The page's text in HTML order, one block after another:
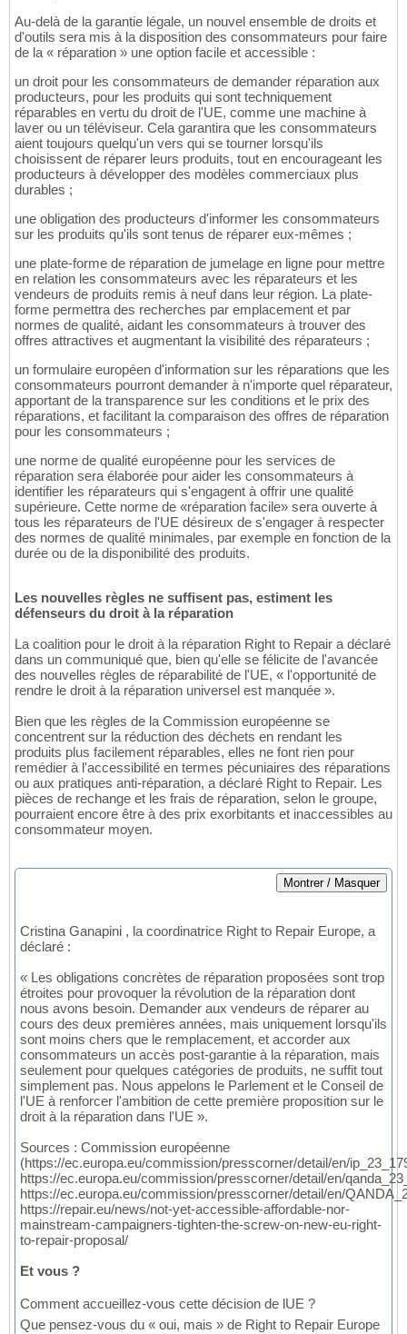
Au-delà de la garantie légale, un nouvel ensemble de droits et
d'outils sera mis à la disposition des consommateurs pour faire
de la « réparation » une option facile et accessible :
un droit pour les consommateurs de demander réparation aux
producteurs, pour les produits qui sont techniquement
réparables en vertu du droit de l'UE, comme une machine à
laver ou un téléviseur. Cela garantira que les consommateurs
aient toujours quelqu'un vers qui se tourner lorsqu'ils
choisissent de réparer leurs produits, tout en encourageant les
producteurs à développer des modèles commerciaux plus
durables ;
une obligation des producteurs d'informer les consommateurs
sur les produits qu'ils sont tenus de réparer eux-mêmes ;
une plate-forme de réparation de jumelage en ligne pour mettre
en relation les consommateurs avec les réparateurs et les
vendeurs de produits remis à neuf dans leur région. La plate-
forme permettra des recherches par emplacement et par
normes de qualité, aidant les consommateurs à trouver des
offres attractives et augmentant la visibilité des réparateurs ;
un formulaire européen d'information sur les réparations que les
consommateurs pourront demander à n'importe quel réparateur,
apportant de la transparence sur les conditions et le prix des
réparations, et facilitant la comparaison des offres de réparation
pour les consommateurs ;
une norme de qualité européenne pour les services de
réparation sera élaborée pour aider les consommateurs à
identifier les réparateurs qui s'engagent à offrir une qualité
supérieure. Cette norme de «réparation facile» sera ouverte à
tous les réparateurs de l'UE désireux de s'engager à respecter
des normes de qualité minimales, par exemple en fonction de la
durée ou de la disponibilité des produits.
Les nouvelles règles ne suffisent pas, estiment les
défenseurs du droit à la réparation
La coalition pour le droit à la réparation Right to Repair a déclaré
dans un communiqué que, bien qu'elle se félicite de l'avancée
des nouvelles règles de réparabilité de l'UE, « l'opportunité de
rendre le droit à la réparation universel est manquée ».
Bien que les règles de la Commission européenne se
concentrent sur la réduction des déchets en rendant les
produits plus facilement réparables, elles ne font rien pour
remédier à l'accessibilité en termes pécuniaires des réparations
ou aux pratiques anti-réparation, a déclaré Right to Repair. Les
pièces de rechange et les frais de réparation, selon le groupe,
pourraient encore être à des prix exorbitants et inaccessibles au
consommateur moyen.
Cristina Ganapini , la coordinatrice Right to Repair Europe, a
déclaré :
« Les obligations concrètes de réparation proposées sont trop
étroites pour provoquer la révolution de la réparation dont
nous avons besoin. Demander aux vendeurs de réparer au
cours des deux premières années, mais uniquement lorsqu'ils
sont moins chers que le remplacement, et accorder aux
consommateurs un accès post-garantie à la réparation, mais
seulement pour quelques catégories de produits, ne suffit tout
simplement pas. Nous appelons le Parlement et le Conseil de
l'UE à renforcer l'ambition de cette première proposition sur le
droit à la réparation dans l'UE ».
Sources : Commission européenne
(https://ec.europa.eu/commission/presscorner/detail/en/
https://ec.europa.eu/commission/presscorner/detail/en/
https://ec.europa.eu/commission/presscorner/detail/en/
https://repair.eu/news/not-yet-accessible-affordable-nor-
mainstream-campaigners-tighten-the-screw-on-new-eu-right-
to-repair-proposal/
Et vous ?
Comment accueillez-vous cette décision de lUE ?
Que pensez-vous du « oui, mais » de Right to Repair Europe